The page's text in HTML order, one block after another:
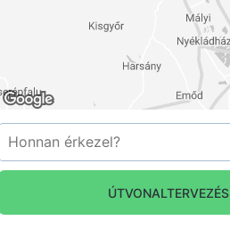
ÚTVONALTERVEZÉS